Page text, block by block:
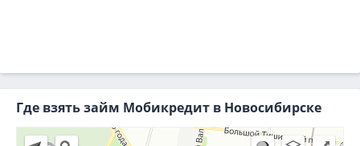
Где взять займ Мобикредит в Новосибирске